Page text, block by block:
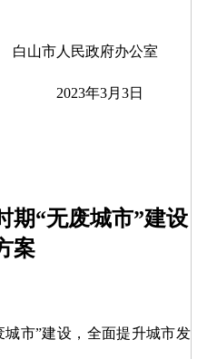
白山市人民政府办公室
2023年3月3日
期“无废城市”建设
案
城市”建设，全面提升城市发